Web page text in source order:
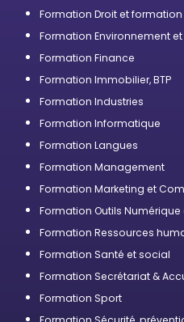
Formation Droit et formation
Formation Environnement
Formation Finance
Formation Immobilier, BTP
Formation Industries
Formation Informatique
Formation Langues
Formation Management
Formation Marketing et
Formation Outils
Formation Ressources
Formation Santé et social
Formation Secrétariat &
Formation Sport